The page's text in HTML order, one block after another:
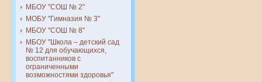
МБОУ "СОШ № 2"
МОБУ "Гимназия № 3"
МБОУ "СОШ № 8"
МБОУ "Школа – детский сад
№ 12 для обучающихся,
воспитанников с
ограниченными
возможностями здоровья"